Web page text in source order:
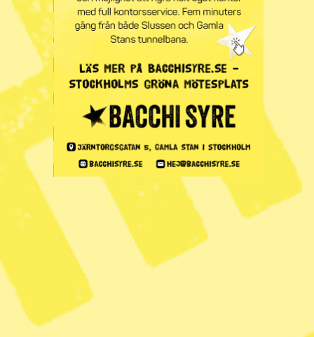
MP utan kandidater i var fjärde
kommun
Zoom